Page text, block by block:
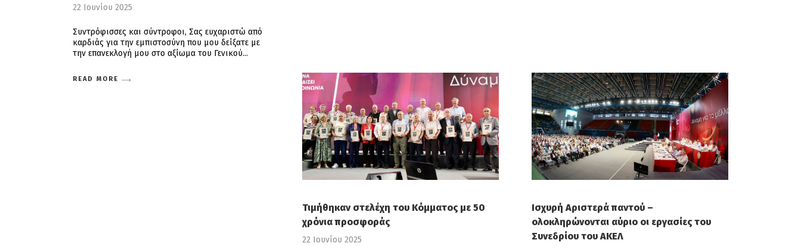
22 Ιουνίου 2025
Συντρόφισσες και σύντροφοι, Σας ευχαριστώ από
καρδιάς για την εμπιστοσύνη που μου δείξατε με
την επανεκλογή μου στο αξίωμα του Γενικού
READ MORE
Τιμήθηκαν στελέχη του Κόμματος με 50
χρόνια προσφοράς
22 Ιουνίου 2025
Ισχυρή Αριστερά παντού –
ολοκληρώνονται αύριο οι εργασίες του
Συνεδρίου του ΑΚΕΛ